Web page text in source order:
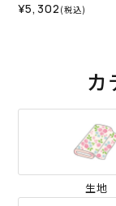
¥5,302 (税込)
カ
生地